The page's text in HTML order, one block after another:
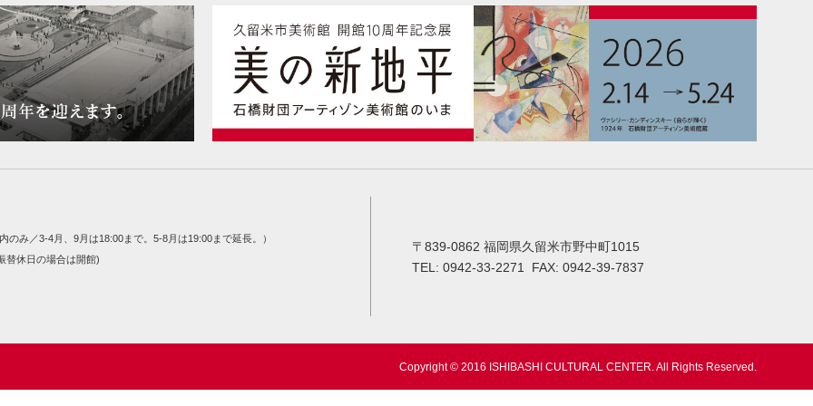
のみ／3-4月、9月は18:00まで。5-8月は19:00まで延長。）
替休日の場合は開館)
〒839-0862 福岡県久留米市野中町1015
TEL: 0942-33-2271 FAX: 0942-39-7837
Copyright © 2016 ISHIBASHI CULTURAL CENTER. All Rights Reserved.